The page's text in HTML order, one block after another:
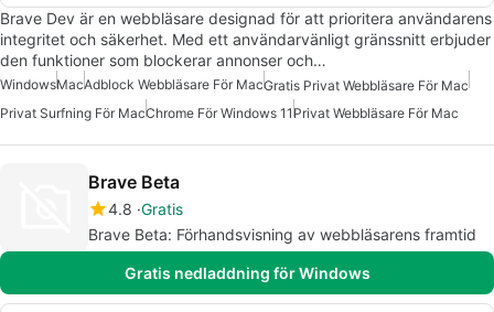
Brave Dev är en webbläsare designad för att prioritera användarens
integritet och säkerhet. Med ett användarvänligt gränssnitt erbjuder
den funktioner som blockerar annonser och…
WindowsMacAdblock Webbläsare För MacGratis Privat Webbläsare För Mac
Privat Surfning För MacChrome För Windows 11Privat Webbläsare För Mac
Brave Beta
4.8 Gratis
Brave Beta: Förhandsvisning av webbläsarens framtid
Gratis nedladdning för Windows